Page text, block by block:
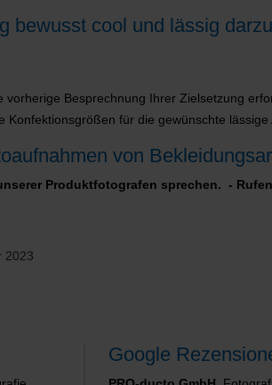
bewusst cool und lässig
Besprechnung Ihrer Zielsetzung
Konfektionsgrößen für die gewünschte
von
Produktfotografen sprechen. -
2023
Google